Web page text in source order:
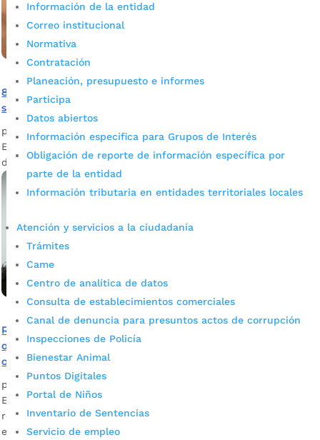
Información de la entidad
Correo institucional
Normativa
Contratación
Planeación, presupuesto e informes
Participa
Datos abiertos
Información específica para Grupos de Interés
Obligación de reporte de información específica por
parte de la entidad
Información tributaria en entidades territoriales locales
Atención y servicios a la ciudadanía
Trámites
Came
Centro de analítica de datos
Consulta de establecimientos comerciales
Canal de denuncia para presuntos actos de corrupción
Inspecciones de Policía
Bienestar Animal
Puntos Digitales
Portal de Niños
Inventario de Sentencias
Servicio de empleo
8.093 estudiantes presentarán el ICFES este fin de
semana en Bucaramanga
por Milena Bernal Sep 2, 2022
Noticias
En Bucaramanga están dispuestos 23 puntos para el
desarrollo de la prueba Icfes Saber 11.
Recomendaciones del Ministerio de Salud a estudiantes
que presentan pruebas del Icfes este domingo 18 de
octubre
por Alcaldía de Bucaramanga
El Icfes entregó a 96 entes territoriales de educación, la
resolución que contiene los protocolos de bioseguridad. Con
el fin de que conozcan las medidas de bioseguridad que se